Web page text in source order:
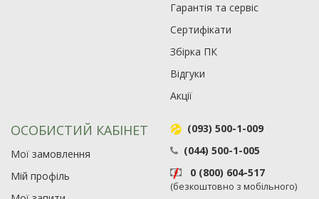
Гарантія та сервіс
Сертифікати
Збірка ПК
Відгуки
Акції
ОСОБИСТИЙ КАБІНЕТ
Мої замовлення
Мій профіль
(093) 500-1-009
(044) 500-1-005
0 (800) 604-517
(безкоштовно з мобільного)